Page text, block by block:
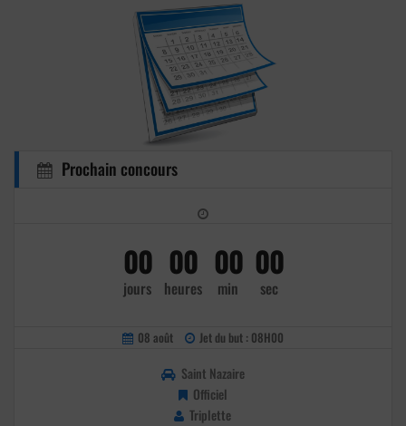
Prochain concours
00
jours
00
heures
00
min
00
sec
08 août Jet du but : 08H00
Saint Nazaire
Officiel
Triplette